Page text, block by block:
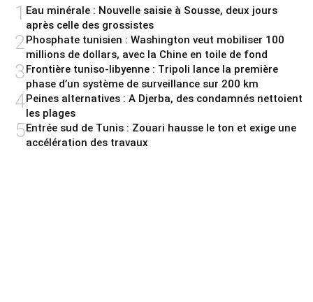
1 Eau minérale : Nouvelle saisie à Sousse, deux jours
après celle des grossistes
2 Phosphate tunisien : Washington veut mobiliser 100
millions de dollars, avec la Chine en toile de fond
3Frontière tuniso-libyenne : Tripoli lance la première
phase d’un système de surveillance sur 200 km
4Peines alternatives : A Djerba, des condamnés nettoient
les plages
5Entrée sud de Tunis : Zouari hausse le ton et exige une
accélération des travaux